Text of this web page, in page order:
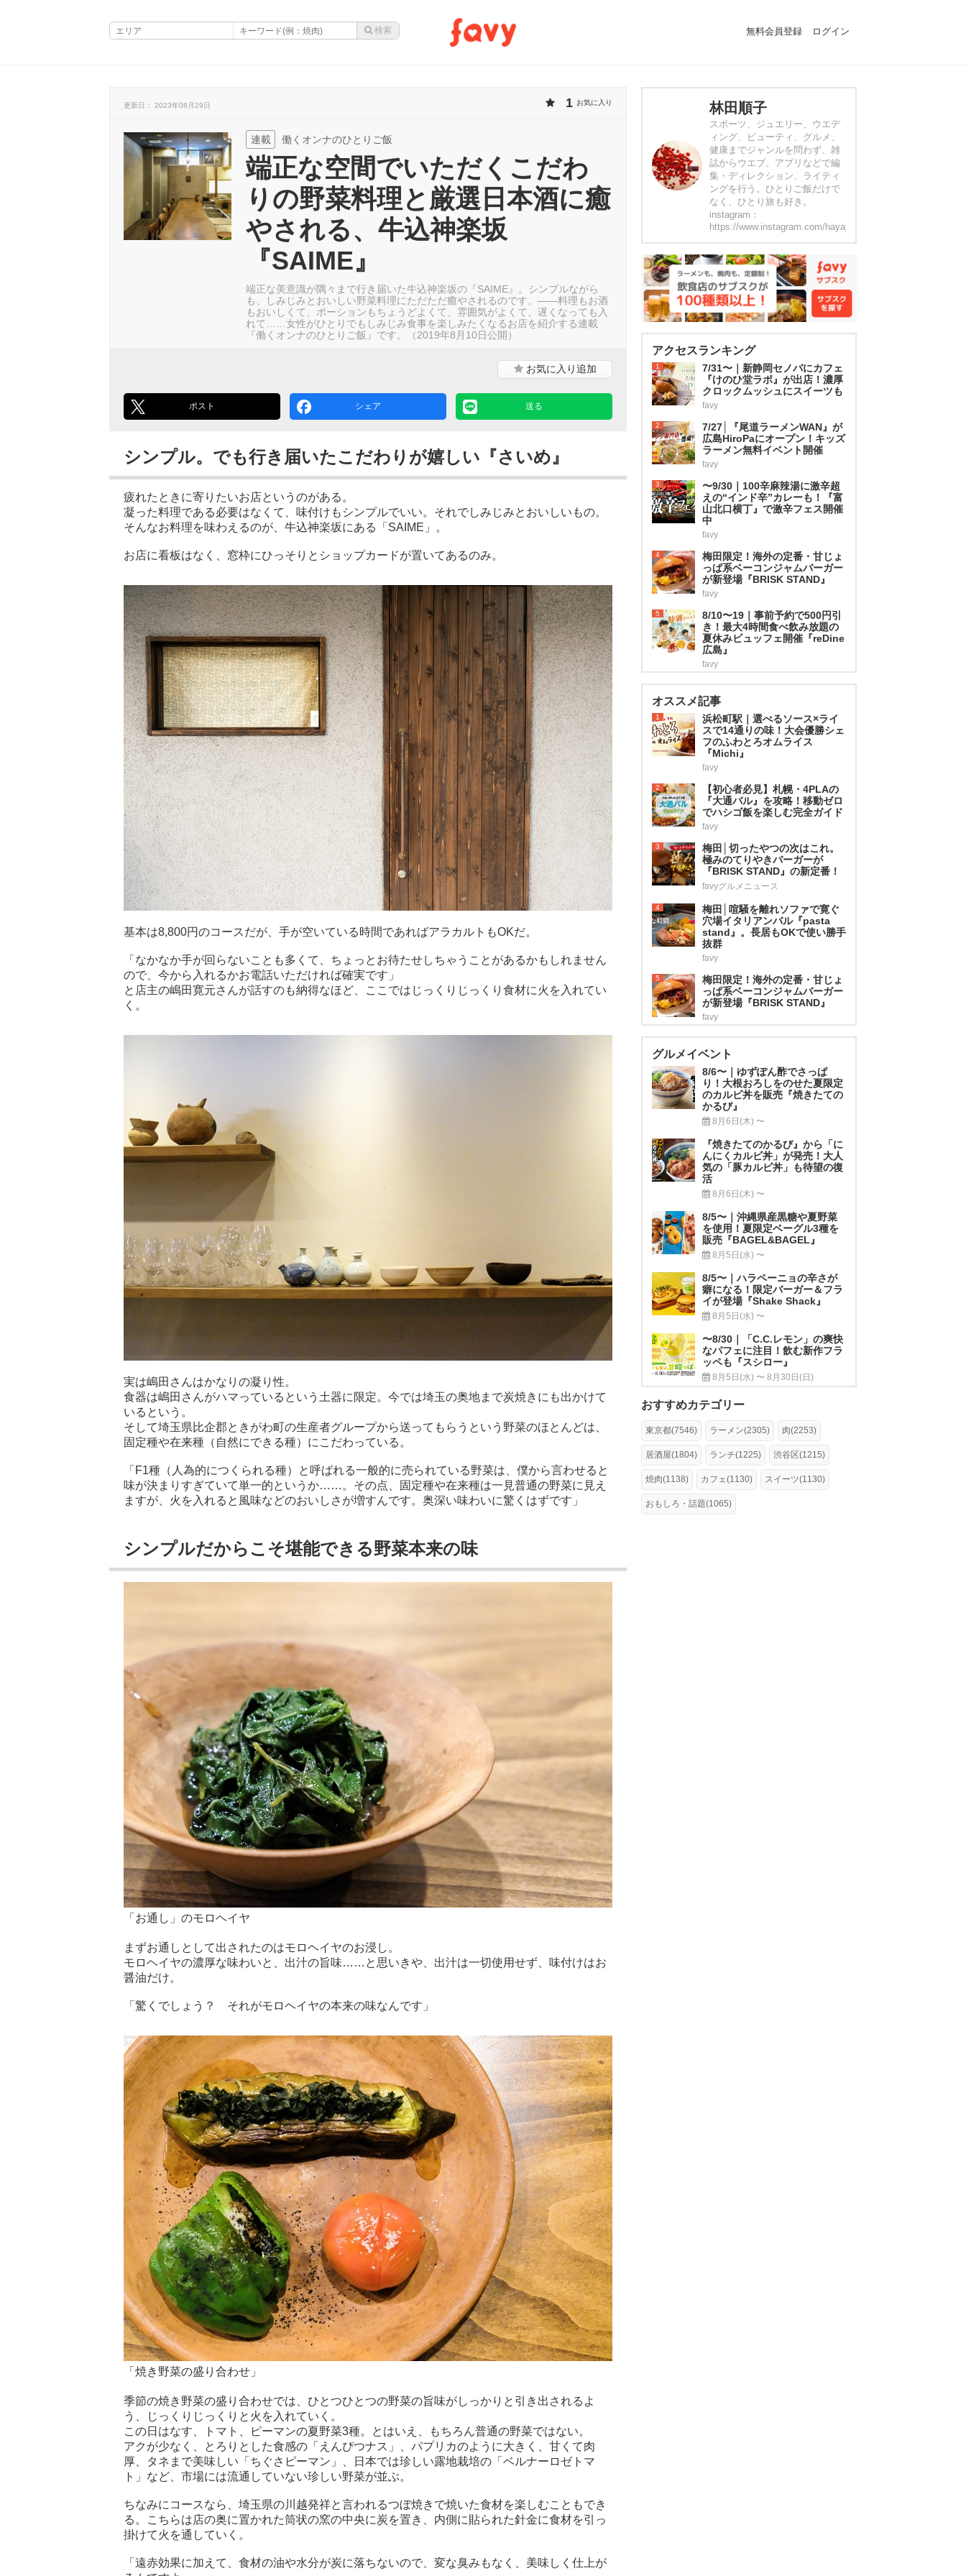
無料会員登録 ログイン
更新日： 2023年08月29日 1 お気に入り
連載 働くオンナのひとりご飯
端正な空間でいただくこだわ
りの野菜料理と厳選日本酒に癒
やされる、牛込神楽坂
『SAIME』
端正な美意識が隅々まで行き届いた牛込神楽坂の『SAIME』。シンプルながら
も、しみじみとおいしい野菜料理にただただ癒やされるのです。——料理もお酒
もおいしくて、ポーションもちょうどよくて、雰囲気がよくて、遅くなっても入
れて……女性がひとりでもしみじみ食事を楽しみたくなるお店を紹介する連載
『働くオンナのひとりご飯』です。（2019年8月10日公開）
お気に入り追加
ポスト シェア 送る
シンプル。でも行き届いたこだわりが嬉しい『さいめ』
疲れたときに寄りたいお店というのがある。
凝った料理である必要はなくて、味付けもシンプルでいい。それでしみじみとおいしいもの。
そんなお料理を味わえるのが、牛込神楽坂にある「SAIME」。
お店に看板はなく、窓枠にひっそりとショップカードが置いてあるのみ。
基本は8,800円のコースだが、手が空いている時間であればアラカルトもOKだ。
「なかなか手が回らないことも多くて、ちょっとお待たせしちゃうことがあるかもしれません
ので、今から入れるかお電話いただければ確実です」
と店主の嶋田寛元さんが話すのも納得なほど、ここではじっくりじっくり食材に火を入れてい
く。
実は嶋田さんはかなりの凝り性。
食器は嶋田さんがハマっているという土器に限定。今では埼玉の奥地まで炭焼きにも出かけて
いるという。
そして埼玉県比企郡ときがわ町の生産者グループから送ってもらうという野菜のほとんどは、
固定種や在来種（自然にできる種）にこだわっている。
「F1種（人為的につくられる種）と呼ばれる一般的に売られている野菜は、僕から言わせると
味が決まりすぎていて単一的というか……。その点、固定種や在来種は一見普通の野菜に見え
ますが、火を入れると風味などのおいしさが増すんです。奥深い味わいに驚くはずです」
シンプルだからこそ堪能できる野菜本来の味
「お通し」のモロヘイヤ
まずお通しとして出されたのはモロヘイヤのお浸し。
モロヘイヤの濃厚な味わいと、出汁の旨味……と思いきや、出汁は一切使用せず、味付けはお
醤油だけ。
「驚くでしょう？ それがモロヘイヤの本来の味なんです」
「焼き野菜の盛り合わせ」
季節の焼き野菜の盛り合わせでは、ひとつひとつの野菜の旨味がしっかりと引き出されるよ
う、じっくりじっくりと火を入れていく。
この日はなす、トマト、ピーマンの夏野菜3種。とはいえ、もちろん普通の野菜ではない。
アクが少なく、とろりとした食感の「えんぴつナス」、パプリカのように大きく、甘くて肉
厚、タネまで美味しい「ちぐさピーマン」、日本では珍しい露地栽培の「ベルナーロゼトマ
ト」など、市場には流通していない珍しい野菜が並ぶ。
ちなみにコースなら、埼玉県の川越発祥と言われるつぼ焼きで焼いた食材を楽しむこともでき
る。こちらは店の奥に置かれた筒状の窯の中央に炭を置き、内側に貼られた針金に食材を引っ
掛けて火を通していく。
「遠赤効果に加えて、食材の油や水分が炭に落ちないので、変な臭みもなく、美味しく仕上が
林田順子
スポーツ、ジュエリー、ウエデ
ィング、ビューティ、グルメ、
健康までジャンルを問わず、雑
誌からウエブ、アプリなどで編
集・ディレクション、ライティ
ングを行う。ひとりご飯だけで
なく、ひとり旅も好き。
instagram：
https://www.instagram.com/hayajun0126
アクセスランキング
1
7/31〜｜新静岡セノバにカフェ
『けのひ堂ラボ』が出店！濃厚
クロックムッシュにスイーツも
favy
2
7/27│『尾道ラーメンWAN』が
広島HiroPaにオープン！キッズ
ラーメン無料イベント開催
favy
3
〜9/30｜100辛麻辣湯に激辛超
えの“インド辛”カレーも！『富
山北口横丁』で激辛フェス開催
中
favy
4
梅田限定！海外の定番・甘じょ
っぱ系ベーコンジャムバーガー
が新登場『BRISK STAND』
favy
5
8/10〜19｜事前予約で500円引
き！最大4時間食べ飲み放題の
夏休みビュッフェ開催『reDine
広島』
favy
オススメ記事
1
浜松町駅｜選べるソース×ライ
スで14通りの味！大会優勝シェ
フのふわとろオムライス
『Michi』
favy
2
【初心者必見】札幌・4PLAの
『大通バル』を攻略！移動ゼロ
でハシゴ飯を楽しむ完全ガイド
favy
3
梅田│切ったやつの次はこれ。
極みのてりやきバーガーが
『BRISK STAND』の新定番！
favyグルメニュース
4
梅田│喧騒を離れソファで寛ぐ
穴場イタリアンバル『pasta
stand』。長居もOKで使い勝手
抜群
favy
5
梅田限定！海外の定番・甘じょ
っぱ系ベーコンジャムバーガー
が新登場『BRISK STAND』
favy
グルメイベント
8/6〜｜ゆずぽん酢でさっぱ
り！大根おろしをのせた夏限定
のカルビ丼を販売『焼きたての
かるび』
8月6日(木) 〜
『焼きたてのかるび』から「に
んにくカルビ丼」が発売！大人
気の「豚カルビ丼」も待望の復
活
8月6日(木) 〜
8/5〜｜沖縄県産黒糖や夏野菜
を使用！夏限定ベーグル3種を
販売『BAGEL&BAGEL』
8月5日(水) 〜
8/5〜｜ハラペーニョの辛さが
癖になる！限定バーガー＆フラ
イが登場『Shake Shack』
8月5日(水) 〜
〜8/30｜「C.C.レモン」の爽快
なパフェに注目！飲む新作フラ
ッペも『スシロー』
8月5日(水) 〜 8月30日(日)
おすすめカテゴリー
東京都(7546) ラーメン(2305) 肉(2253)
居酒屋(1804) ランチ(1225) 渋谷区(1215)
焼肉(1138) カフェ(1130) スイーツ(1130)
おもしろ・話題(1065)